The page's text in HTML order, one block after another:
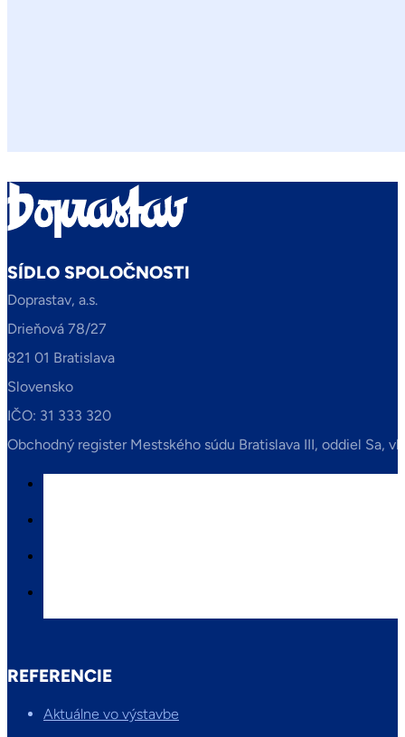
SÍDLO SPOLOČNOSTI
Doprastav, a.s.
Drieňová 78/27
821 01 Bratislava
Slovensko
IČO: 31 333 320
Obchodný register Mestského súdu Bratislava III, oddiel Sa,
REFERENCIE
Aktuálne vo výstavbe